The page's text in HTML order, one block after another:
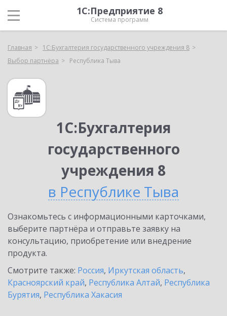
1С:Предприятие 8
Система программ
Главная
1С:Бухгалтерия государственного учреждения 8
Выбор партнёра
Республика Тыва
1С:Бухгалтерия
государственного
учреждения 8
в Республике Тыва
Ознакомьтесь с информационными карточками,
выберите партнёра и отправьте заявку на
консультацию, приобретение или внедрение
продукта.
Смотрите также: Россия, Иркутская область,
Красноярский край, Республика Алтай, Республика
Бурятия, Республика Хакасия